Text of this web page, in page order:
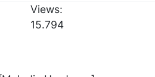
Views:
15.794